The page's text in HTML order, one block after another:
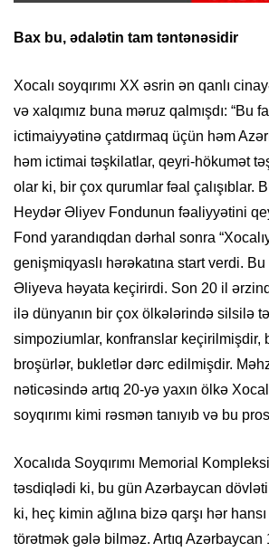
Bax bu, ədalətin tam təntənəsidir
Xocalı soyqırımı XX əsrin ən qanlı
və xalqımız buna məruz qalmışdı: “Bu
ictimaiyyətinə çatdırmaq üçün həm
həm ictimai təşkilatlar, qeyri-hökumət
olar ki, bir çox qurumlar fəal çalışıblar.
Heydər Əliyev Fondunun fəaliyyətini
Fond yarandıqdan dərhal sonra
genişmiqyaslı hərəkatına start verdi.
Əliyeva həyata keçirirdi. Son 20 il
ilə dünyanın bir çox ölkələrində silsilə
simpoziumlar, konfranslar keçirilmişdir,
broşürlər, bukletlər dərc edilmişdir.
nəticəsində artıq 20-yə yaxın ölkə Xocalı
soyqırımı kimi rəsmən tanıyıb və bu
Xocalıda Soyqırımı Memorial
təsdiqlədi ki, bu gün Azərbaycan
ki, heç kimin ağlına bizə qarşı hər
törətmək gələ bilməz. Artıq Azərbaycan